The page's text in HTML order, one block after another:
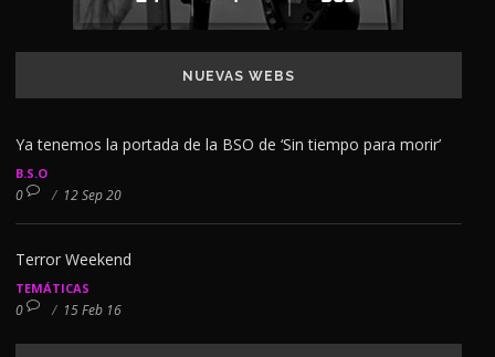
NUEVAS WEBS
Ya tenemos la portada de la BSO de ‘Sin tiempo para morir’
B.S.O
0 / 12 Sep 20
Terror Weekend
TEMÁTICAS
0 / 15 Feb 16